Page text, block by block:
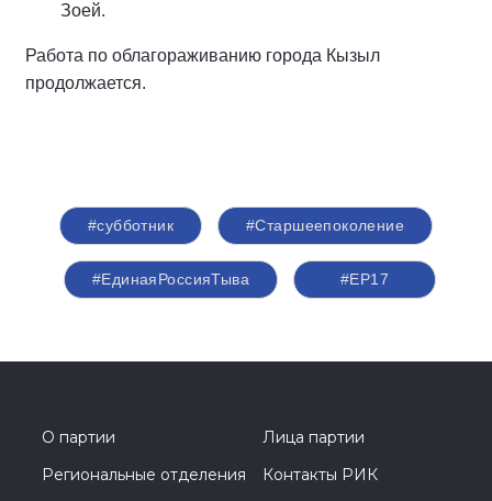
Зоей.
Работа по облагораживанию города Кызыл
продолжается.
#субботник #Старшеепоколение
#ЕдинаяРоссияТыва #ЕР17
О партии
Лица партии
Региональные отделения
Контакты РИК